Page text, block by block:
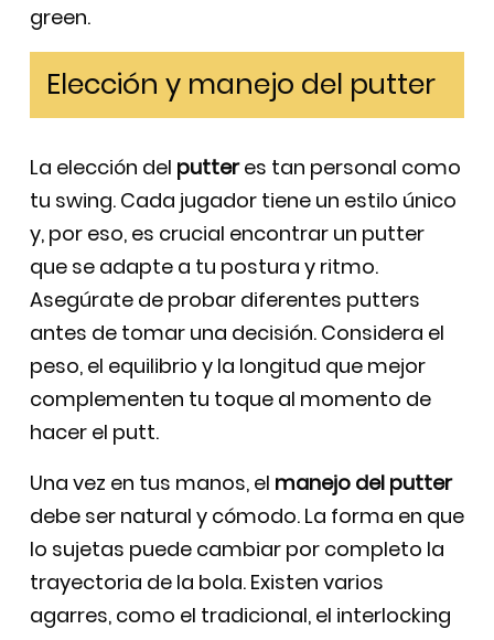
green.
Elección y manejo del putter
La elección del putteres tan personal como
tu swing. Cada jugador tiene un estilo único
y, por eso, es crucial encontrar un putter
que se adapte a tu postura y ritmo.
Asegúrate de probar diferentes putters
antes de tomar una decisión. Considera el
peso, el equilibrio y la longitud que mejor
complementen tu toque al momento de
hacer el putt.
Una vez en tus manos, el manejo del putter
debe ser natural y cómodo. La forma en que
lo sujetas puede cambiar por completo la
trayectoria de la bola. Existen varios
agarres, como el tradicional, el interlocking